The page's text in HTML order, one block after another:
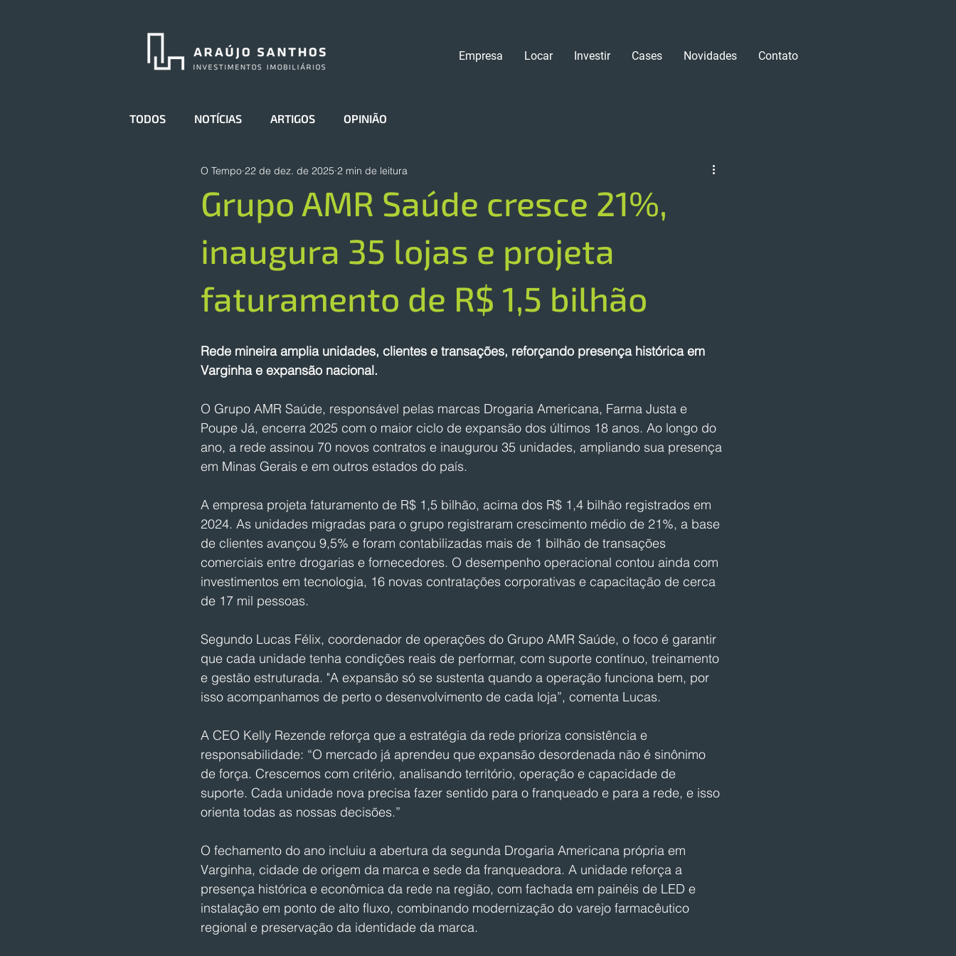
Empresa Locar Investir Cases Novidades Contato
TODOS NOTÍCIAS ARTIGOS OPINIÃO
Grupo AMR Saúde cresce 21%,
inaugura 35 lojas e projeta
faturamento de R$ 1,5 bilhão
O Tempo 22 de dez. de 2025 2 min de leitura
Rede mineira amplia unidades, clientes e transações, reforçando presença histórica em
Varginha e expansão nacional.
O Grupo AMR Saúde, responsável pelas marcas Drogaria Americana, Farma Justa e
Poupe Já, encerra 2025 com o maior ciclo de expansão dos últimos 18 anos. Ao longo do
ano, a rede assinou 70 novos contratos e inaugurou 35 unidades, ampliando sua presença
em Minas Gerais e em outros estados do país.
A empresa projeta faturamento de R$ 1,5 bilhão, acima dos R$ 1,4 bilhão registrados em
2024. As unidades migradas para o grupo registraram crescimento médio de 21%, a base
de clientes avançou 9,5% e foram contabilizadas mais de 1 bilhão de transações
comerciais entre drogarias e fornecedores. O desempenho operacional contou ainda com
investimentos em tecnologia, 16 novas contratações corporativas e capacitação de cerca
de 17 mil pessoas.
Segundo Lucas Félix, coordenador de operações do Grupo AMR Saúde, o foco é garantir
que cada unidade tenha condições reais de performar, com suporte contínuo, treinamento
e gestão estruturada. "A expansão só se sustenta quando a operação funciona bem, por
isso acompanhamos de perto o desenvolvimento de cada loja”, comenta Lucas.
A CEO Kelly Rezende reforça que a estratégia da rede prioriza consistência e
responsabilidade: “O mercado já aprendeu que expansão desordenada não é sinônimo
de força. Crescemos com critério, analisando território, operação e capacidade de
suporte. Cada unidade nova precisa fazer sentido para o franqueado e para a rede, e isso
orienta todas as nossas decisões.”
O fechamento do ano incluiu a abertura da segunda Drogaria Americana própria em
Varginha, cidade de origem da marca e sede da franqueadora. A unidade reforça a
presença histórica e econômica da rede na região, com fachada em painéis de LED e
instalação em ponto de alto fluxo, combinando modernização do varejo farmacêutico
regional e preservação da identidade da marca.